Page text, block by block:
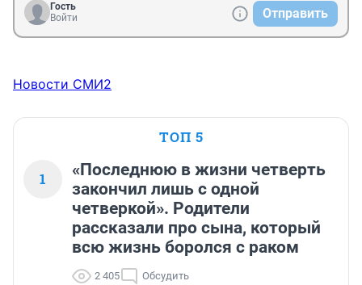
Гость
Войти
Отправить
Новости СМИ2
ТОП 5
1
«Последнюю в жизни четверть
закончил лишь с одной
четверкой». Родители
рассказали про сына, который
всю жизнь боролся с раком
2 405 Обсудить